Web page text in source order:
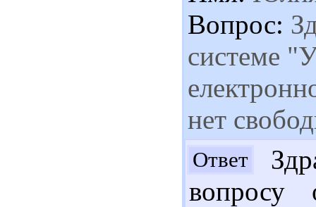
Вопрос:
системе
нет
Ответ
вопросу